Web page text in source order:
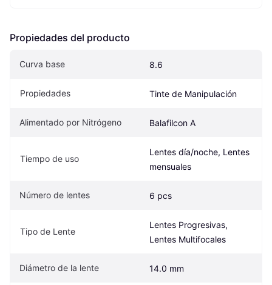
Propiedades del producto
Curva base 8.6
Propiedades Tinte de Manipulación
Alimentado por Nitrógeno Balafilcon A
Tiempo de uso
Lentes día/noche, Lentes
mensuales
Número de lentes 6 pcs
Tipo de Lente
Lentes Progresivas,
Lentes Multifocales
Diámetro de la lente 14.0 mm